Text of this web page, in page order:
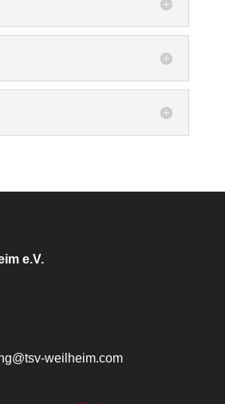
e.V.
weilheim.com